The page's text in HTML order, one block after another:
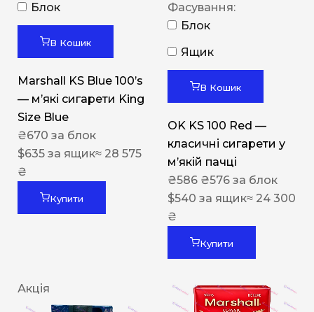
Блок
В Кошик
Marshall KS Blue 100’s
— м’які сигарети King
Size Blue
₴670 за блок
$635 за ящик≈ 28 575
₴
Купити
Фасування:
Блок
Ящик
В Кошик
OK KS 100 Red —
класичні сигарети у
м’якій пачці
₴586 ₴576 за блок
$540 за ящик≈ 24 300
₴
Купити
Акція